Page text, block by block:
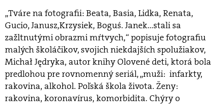
„Tváre na fotografii: Beata, Basia, Lidka, Renata,
Gucio, Janusz,Krzysiek, Boguś. Janek...stali sa
zažltnutými obrazmi mŕtvych,“ popisuje fotografiu
malých školáčikov, svojich niekdajších spolužiakov,
Michał Jędryka, autor knihy Olovené deti, ktorá bola
predlohou pre rovnomenný seriál, „muži: infarkty,
rakovina, alkohol. Poľská škola života. Ženy:
rakovina, koronavírus, komorbidita. Chýry o